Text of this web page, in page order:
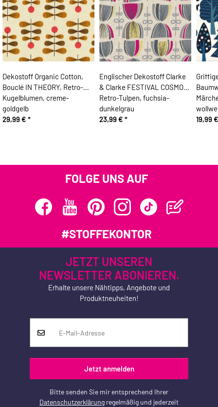
Dekostoff Organic Cotton,
Bouclé IN THEORY, Retro-
Kugelblumen, creme-
goldgelb
29,99 € *
Englischer Dekostoff Clarke
& Clarke FESTIVAL COSMOS,
Retro-Tulpen, fuchsia-
dunkelgrau
23,99 € *
19,99
FOLGE UNS AUF
#STOFFEKONTOR
JETZT UNSEREN
NEWSLETTER ABONIEREN.
Erhalte unsere Nähtipps, Angebote und
Produktneuheiten!
Jetzt anmelden
Bitte senden Sie mir entsprechend Ihrer
Datenschutzerklärung regelmäßig und jederzeit